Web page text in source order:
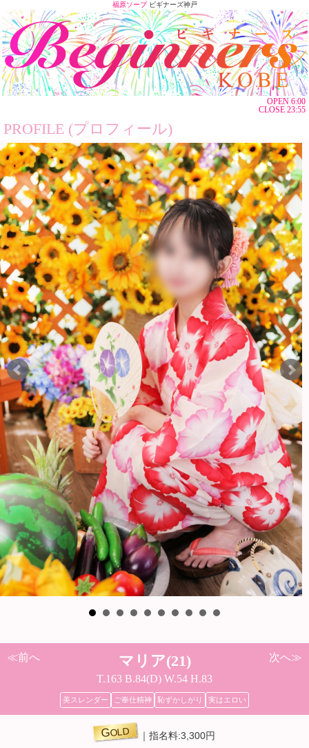
福原ソープ ビギナーズ神戸
OPEN 6:00
CLOSE 23:55
PROFILE (プロフィール)
次へ≫
≪前へ マリア(21)
T.163 B.84(D) W.54 H.83
美スレンダー ご奉仕精神 恥ずかしがり 実はエロい
GOLD 指名料:3,300円